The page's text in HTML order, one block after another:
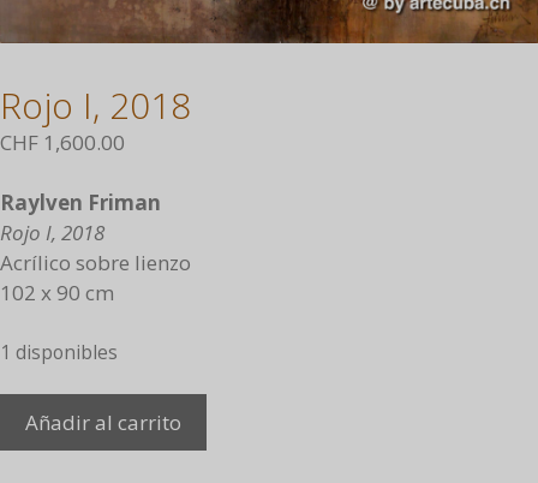
Rojo I, 2018
CHF 1,600.00
Raylven Friman
Rojo I, 2018
Acrílico sobre lienzo
102 x 90 cm
1 disponibles
Añadir al carrito